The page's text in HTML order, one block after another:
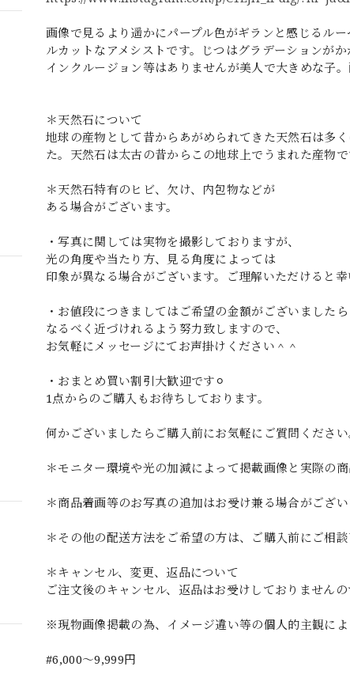
画像で見るより遥かにパープル色がギランと感じるル
ルカットなアメシストです。じつはグラデーションが
インクルージョン等はありませんが美人で大きめな子
＊天然石について
地球の産物として昔からあがめられてきた天然石は多
た。天然石は太古の昔からこの地球上でうまれた産物
＊天然石特有のヒビ、欠け、内包物などが
ある場合がございます。
・写真に関しては実物を撮影しておりますが、
光の角度や当たり方、見る角度によっては
印象が異なる場合がございます。ご理解いただけると幸
・お値段につきましてはご希望の金額がございましたら
なるべく近づけれるよう努力致しますので、
お気軽にメッセージにてお声掛けください＾＾
・おまとめ買い割引大歓迎です⚪︎
1点からのご購入もお待ちしております。
何かございましたらご購入前にお気軽にご質問ください
＊モニター環境や光の加減によって掲載画像と実際の
＊商品着画等のお写真の追加はお受け兼る場合がござい
＊その他の配送方法をご希望の方は、ご購入前にご相談
＊キャンセル、変更、返品について
ご注文後のキャンセル、返品はお受けしておりませんの
※現物画像掲載の為、イメージ違い等の個人的主観によ
#6,000～9,999円